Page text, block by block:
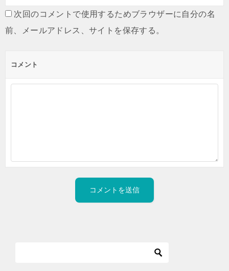
次回のコメントで使用するためブラウザーに自分の名
前、メールアドレス、サイトを保存する。
コメント